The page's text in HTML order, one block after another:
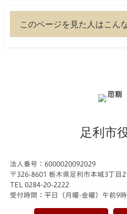
このページを見た人はこん
足利市
法人番号：6000020092029
〒326-8601 栃木県足利市本城3丁目
TEL 0284-20-2222
受付時間：平日（月曜-金曜）午前9